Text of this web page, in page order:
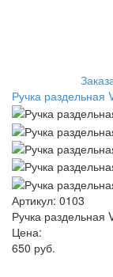
Ручка раздельная
Артикул: 0103
Ручка раздельная
Цена:
650 руб.